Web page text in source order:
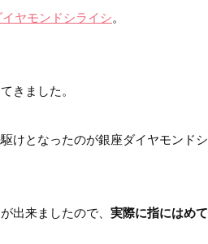
ヤモンドシライシ。
きました。
けとなったのが銀座ダイヤモンドシ
出来ましたので、 実際に指にはめて